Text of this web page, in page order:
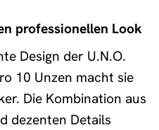
professionellen Look
Design der U.N.O.
10 Unzen macht sie
Die Kombination aus
dezenten Details